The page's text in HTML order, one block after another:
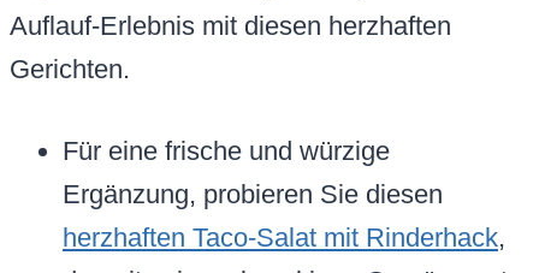
Auflauf-Erlebnis mit diesen herzhaften
Gerichten.
Für eine frische und würzige
Ergänzung, probieren Sie diesen
herzhaften Taco-Salat mit Rinderhack,